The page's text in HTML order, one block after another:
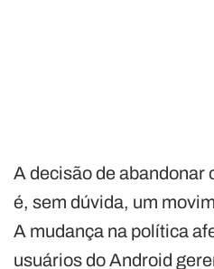
A decisão de abandonar
é, sem dúvida, um
A mudança na política
usuários do Android